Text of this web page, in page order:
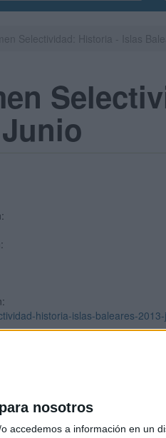
nosotros
accedemos a información en un
historia-islas-baleares-